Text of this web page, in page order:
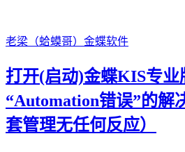
老梁（蛤蟆哥） 金蝶软件
打开(启动)金蝶KIS专业
“Automation错误”的解
套管理无任何反应）